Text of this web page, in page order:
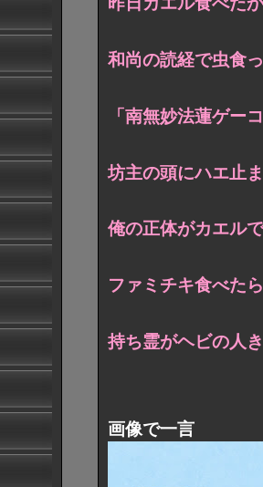
和尚の読経で虫食
「南無妙法蓮ゲ
坊主の頭にハエ止
俺の正体がカエル
ファミチキ食べた
持ち霊がヘビの人
画像で一言